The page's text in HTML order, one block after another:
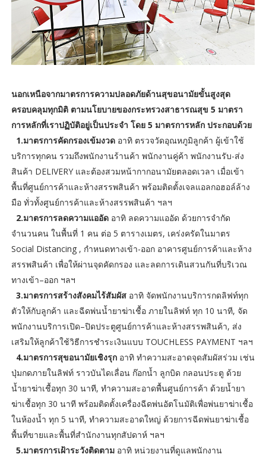
นอกเหนือจากมาตรการความปลอดภัยด้านสุขอนามัยขั้นสูงสุด
ครอบคลุมทุกมิติ ตามนโยบายของกระทรวงสาธารณสุข 5 มาตรา
การหลักที่เราปฏิบัติอยู่เป็นประจำ โดย 5 มาตรการหลัก ประกอบด้วย
1.มาตรการคัดกรองเข้มงวดอาทิ ตรวจวัดอุณหภูมิลูกค้า ผู้เข้าใช้
บริการทุกคน รวมถึงพนักงานร้านค้า พนักงานคู่ค้า พนักงานรับ-ส่ง
สินค้า DELIVERY และต้องสวมหน้ากากอนามัยตลอดเวลา เมื่อเข้า
พื้นที่ศูนย์การค้าและห้างสรรพสินค้า พร้อมติดตั้งเจลแอลกอฮอล์ล้าง
มือ ทั่วทั้งศูนย์การค้าและห้างสรรพสินค้า ฯลฯ
2.มาตรการลดความแออัดอาทิ ลดความแออัด ด้วยการจำกัด
จำนวนคน ในพื้นที่ 1 คน ต่อ 5 ตารางเมตร, เคร่งครัดในมาตร
Social Distancing , กำหนดทางเข้า-ออก อาคารศูนย์การค้าและห้าง
สรรพสินค้า เพื่อให้ผ่านจุดคัดกรอง และลดการเดินสวนกันที่บริเวณ
ทางเข้า–ออก ฯลฯ
3.มาตรการสร้างสังคมไร้สัมผัสอาทิ จัดพนักงานบริการกดลิฟท์ทุก
ตัวให้กับลูกค้า และฉีดพ่นน้ำยาฆ่าเชื้อ ภายในลิฟท์ ทุก 10 นาที, จัด
พนักงานบริการเปิด–ปิดประตูศูนย์การค้าและห้างสรรพสินค้า, ส่ง
เสริมให้ลูกค้าใช้วิธีการชำระเงินแบบ TOUCHLESS PAYMENT ฯลฯ
4.มาตรการสุขอนามัยเชิงรุกอาทิ ทำความสะอาดจุดสัมผัสร่วม เช่น
ปุ่มกดภายในลิฟท์ ราวบันไดเลื่อน ก๊อกน้ำ ลูกบิด กลอนประตู ด้วย
น้ำยาฆ่าเชื้อทุก 30 นาที, ทำความสะอาดพื้นศูนย์การค้า ด้วยน้ำยา
ฆ่าเชื้อทุก 30 นาที พร้อมติดตั้งเครื่องฉีดพ่นอัตโนมัติเพื่อพ่นยาฆ่าเชื้อ
ในห้องน้ำ ทุก 5 นาที, ทำความสะอาดใหญ่ ด้วยการฉีดพ่นยาฆ่าเชื้อ
พื้นที่ขายและพื้นที่สำนักงานทุกสัปดาห์ ฯลฯ
5.มาตรการเฝ้าระวังติดตามอาทิ หน่วยงานที่ดูแลพนักงาน